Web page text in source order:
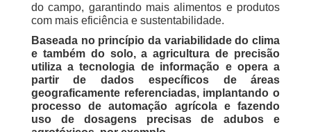
do campo, garantindo mais alimentos e produtos
com mais eficiência e sustentabilidade.
Baseada no princípio da variabilidade do clima
e também do solo, a agricultura de precisão
utiliza a tecnologia de informação e opera a
partir de dados específicos de áreas
geograficamente referenciadas, implantando o
processo de automação agrícola e fazendo
uso de dosagens precisas de adubos e